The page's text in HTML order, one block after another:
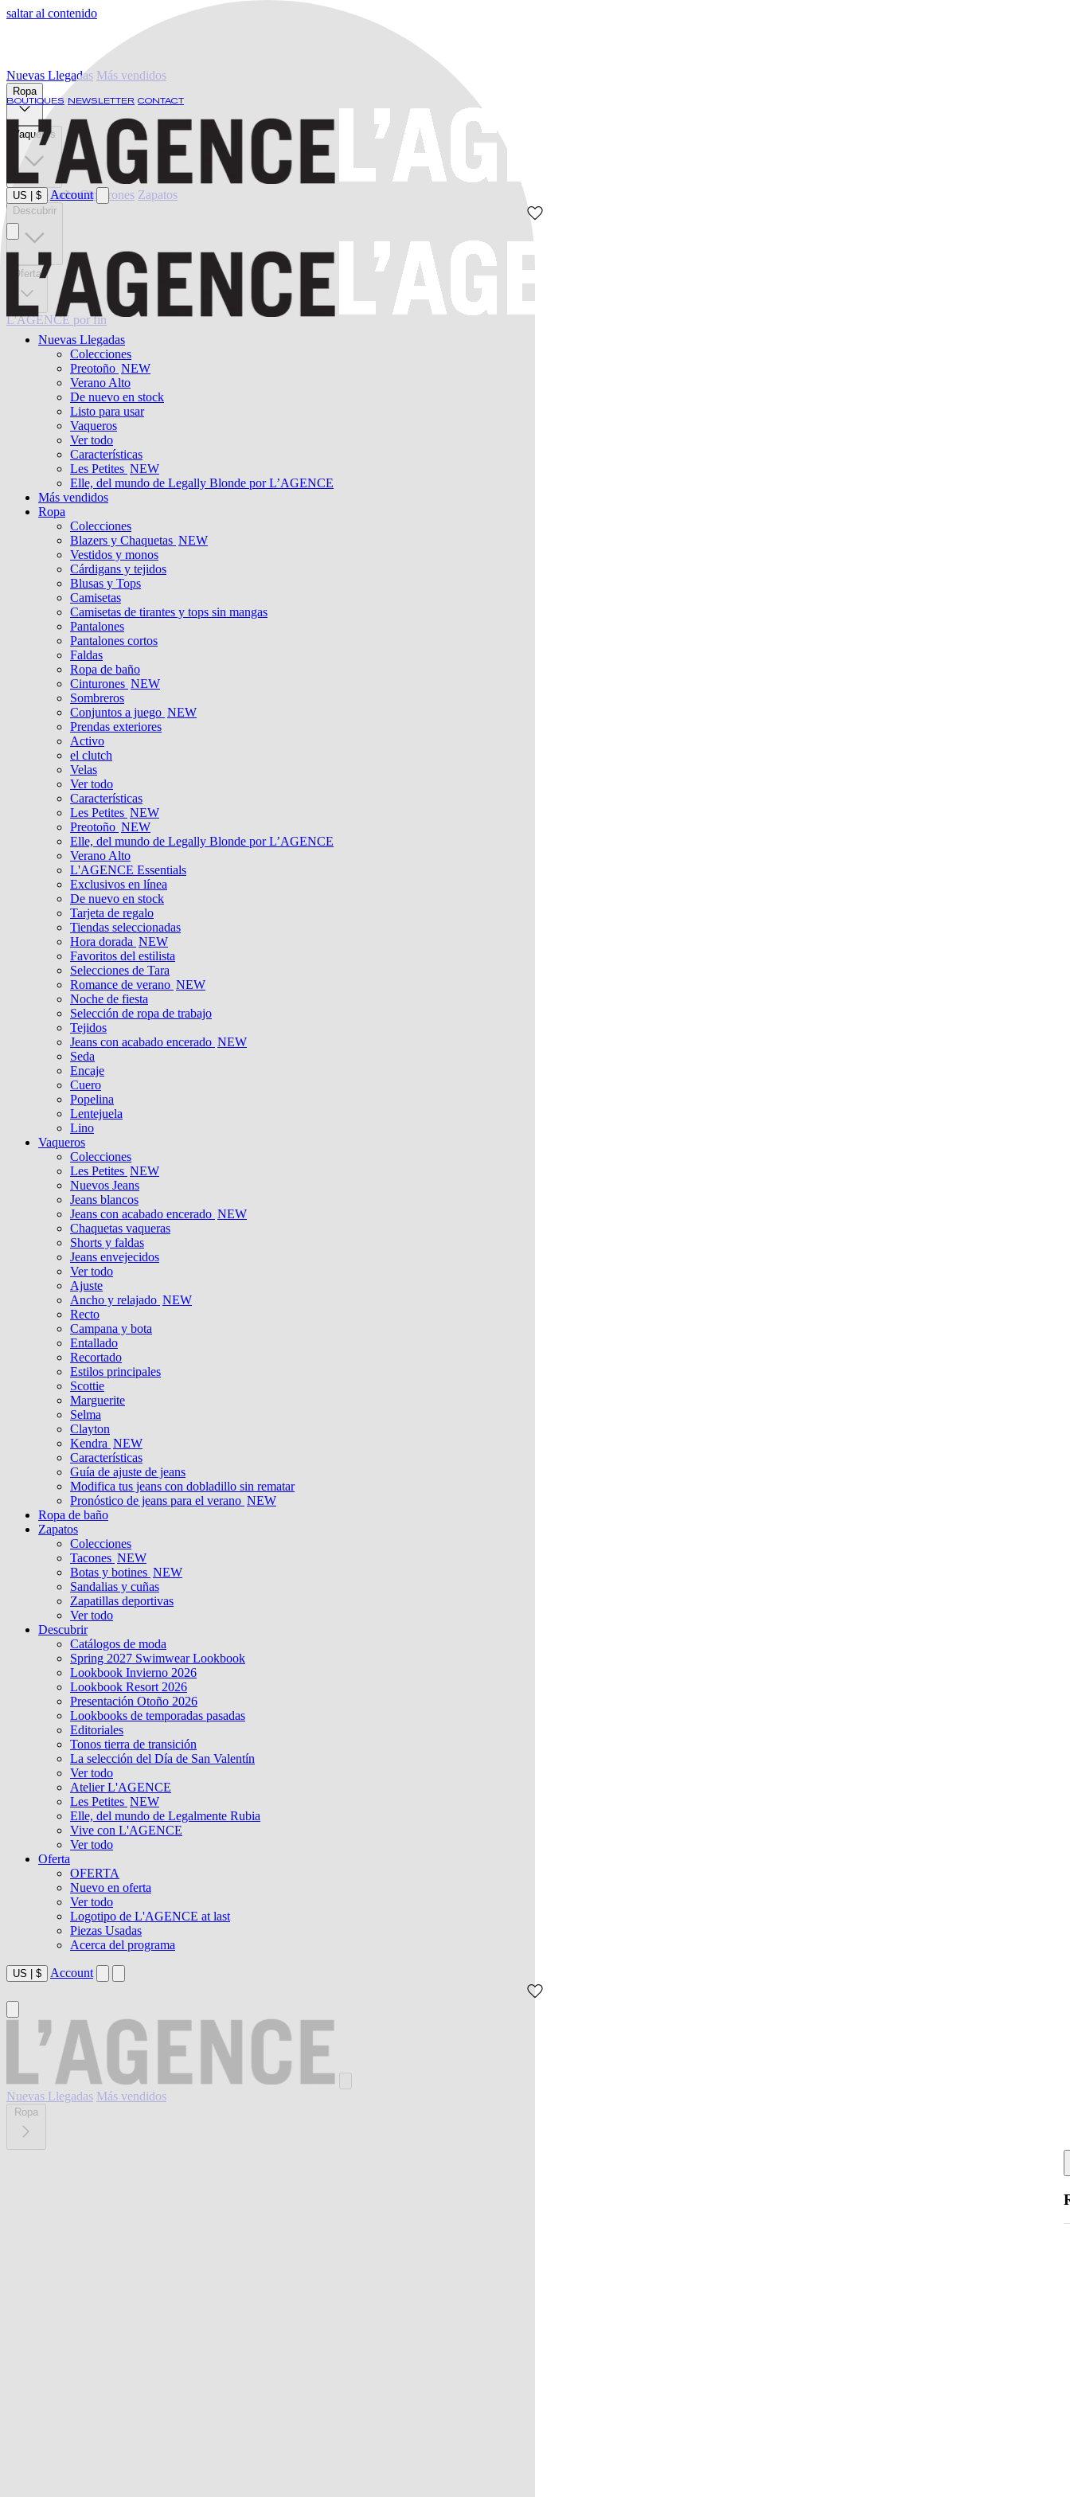
saltar al contenido
BOUTIQUES NEWSLETTER CONTACT
US $ Account
Nuevas Llegadas
Colecciones
Preotoño NEW
Verano Alto
De nuevo en stock
Listo para usar
Vaqueros
Ver todo
Características
Les Petites NEW
Elle, del mundo de Legally Blonde por L’AGENCE
Más vendidos
Ropa
Colecciones
Blazers y Chaquetas NEW
Vestidos y monos
Cárdigans y tejidos
Blusas y Tops
Camisetas
Camisetas de tirantes y tops sin mangas
Pantalones
Pantalones cortos
Faldas
Ropa de baño
Cinturones NEW
Sombreros
Conjuntos a juego NEW
Prendas exteriores
Activo
el clutch
Velas
Ver todo
Características
Les Petites NEW
Preotoño NEW
Elle, del mundo de Legally Blonde por L’AGENCE
Verano Alto
L'AGENCE Essentials
Exclusivos en línea
De nuevo en stock
Tarjeta de regalo
Tiendas seleccionadas
Hora dorada NEW
Favoritos del estilista
Selecciones de Tara
Romance de verano NEW
Noche de fiesta
Selección de ropa de trabajo
Tejidos
Jeans con acabado encerado NEW
Seda
Encaje
Cuero
Popelina
Lentejuela
Lino
Vaqueros
Colecciones
Les Petites NEW
Nuevos Jeans
Jeans blancos
Jeans con acabado encerado NEW
Chaquetas vaqueras
Shorts y faldas
Jeans envejecidos
Ver todo
Ajuste
Ancho y relajado NEW
Recto
Campana y bota
Entallado
Recortado
Estilos principales
Scottie
Marguerite
Selma
Clayton
Kendra NEW
Características
Guía de ajuste de jeans
Modifica tus jeans con dobladillo sin rematar
Pronóstico de jeans para el verano NEW
Ropa de baño
Zapatos
Colecciones
Tacones NEW
Botas y botines NEW
Sandalias y cuñas
Zapatillas deportivas
Ver todo
Descubrir
Catálogos de moda
Spring 2027 Swimwear Lookbook
Lookbook Invierno 2026
Lookbook Resort 2026
Presentación Otoño 2026
Lookbooks de temporadas pasadas
Editoriales
Tonos tierra de transición
La selección del Día de San Valentín
Ver todo
Atelier L'AGENCE
Les Petites NEW
Elle, del mundo de Legalmente Rubia
Vive con L'AGENCE
Ver todo
Oferta
OFERTA
Nuevo en oferta
Ver todo
Logotipo de L'AGENCE at last
Piezas Usadas
Acerca del programa
US $ Account
Nuevas Llegadas Más vendidos
Ropa
Nuevas Llegadas Más vendidos
Ropa
Vaqueros
Ropa de baño Cinturones Zapatos
Descubrir
Oferta
L'AGENCE por fin